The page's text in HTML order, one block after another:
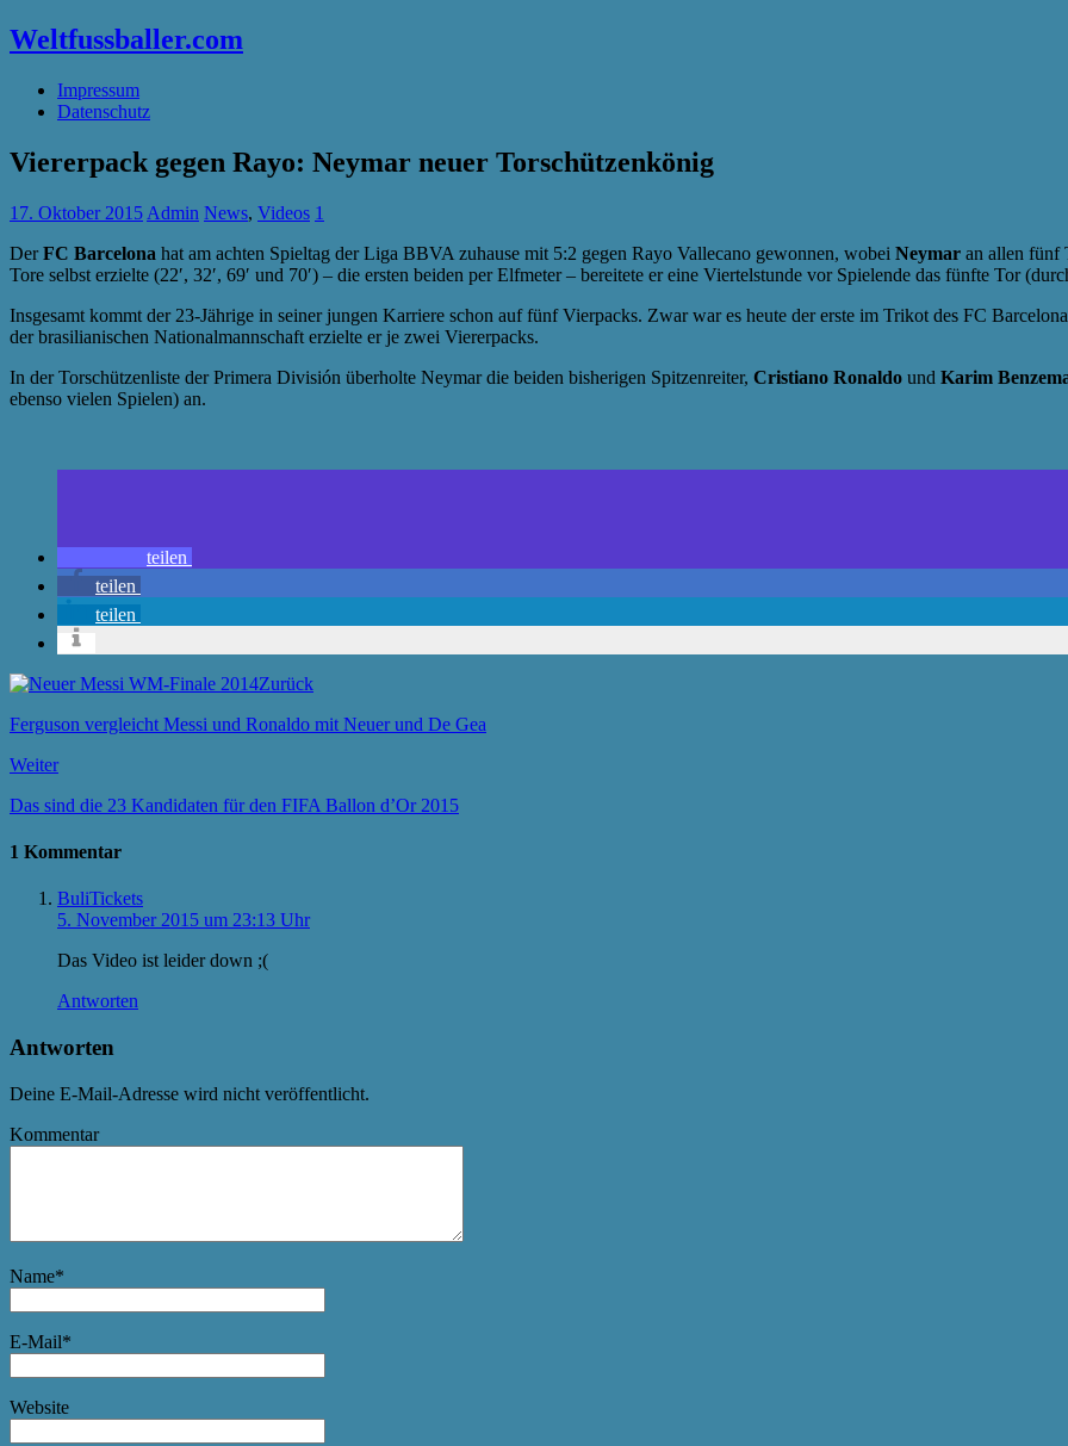
Weltfussballer.com
Impressum
Datenschutz
Viererpack gegen Rayo: Neymar neuer Torschützenkönig
17. Oktober 2015 Admin News, Videos 1
DerFC Barcelona hat am achten Spieltag der Liga BBVA zuhause mit 5:2 gegen Rayo Vallecano gewonnen, wobei Neymar an allen fünf
Tore selbst erzielte (22′, 32′, 69′ und 70′) – die ersten beiden per Elfmeter – bereitete er eine Viertelstunde vor Spielende das fünfte Tor
Insgesamt kommt der 23-Jährige in seiner jungen Karriere schon auf fünf Vierpacks. Zwar war es heute der erste im Trikot des FC
der brasilianischen Nationalmannschaft erzielte er je zwei Viererpacks.
In der Torschützenliste der Primera División überholte Neymar die beiden bisherigen Spitzenreiter, Cristiano Ronaldo und Karim
ebenso vielen Spielen) an.
teilen
teilen
teilen
Zurück
Ferguson vergleicht Messi und Ronaldo mit Neuer und De Gea
Weiter
Das sind die 23 Kandidaten für den FIFA Ballon d’Or 2015
1 Kommentar
BuliTickets
5. November 2015 um 23:13 Uhr
Das Video ist leider down ;(
Antworten
Antworten
Deine E-Mail-Adresse wird nicht veröffentlicht.
Kommentar
Name*
E-Mail*
Website